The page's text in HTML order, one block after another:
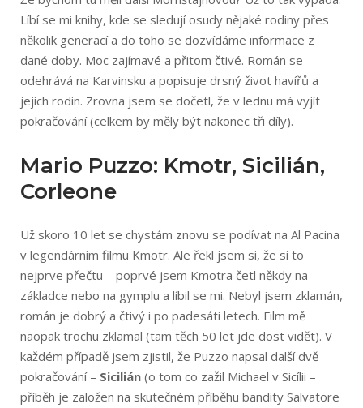
Líbí se mi knihy, kde se sledují osudy nějaké rodiny přes
několik generací a do toho se dozvídáme informace z
dané doby. Moc zajímavé a přitom čtivé. Román se
odehrává na Karvinsku a popisuje drsný život havířů a
jejich rodin. Zrovna jsem se dočetl, že v lednu má vyjít
pokračování (celkem by měly být nakonec tři díly).
Mario Puzzo: Kmotr, Sicilián,
Corleone
Už skoro 10 let se chystám znovu se podívat na Al Pacina
v legendárním filmu Kmotr. Ale řekl jsem si, že si to
nejprve přečtu – poprvé jsem Kmotra četl někdy na
základce nebo na gymplu a líbil se mi. Nebyl jsem zklamán,
román je dobrý a čtivý i po padesáti letech. Film mě
naopak trochu zklamal (tam těch 50 let jde dost vidět). V
každém případě jsem zjistil, že Puzzo napsal další dvě
pokračování – Sicilián (o tom co zažil Michael v Sicílii –
příběh je založen na skutečném příběhu bandity Salvatore